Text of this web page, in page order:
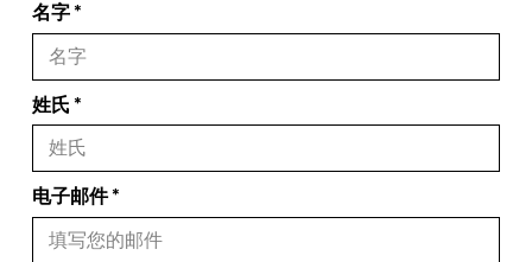
名字
姓氏
电子邮件